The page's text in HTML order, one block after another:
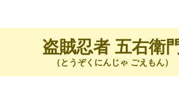
盗賊忍者 五右衛
（とうぞくにんじゃ ごえもん）